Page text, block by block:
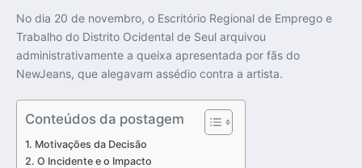
No dia 20 de novembro, o Escritório Regional de Emprego e
Trabalho do Distrito Ocidental de Seul arquivou
administrativamente a queixa apresentada por fãs do
NewJeans, que alegavam assédio contra a artista.
Conteúdos da postagem
Motivações da Decisão
O Incidente e o Impacto